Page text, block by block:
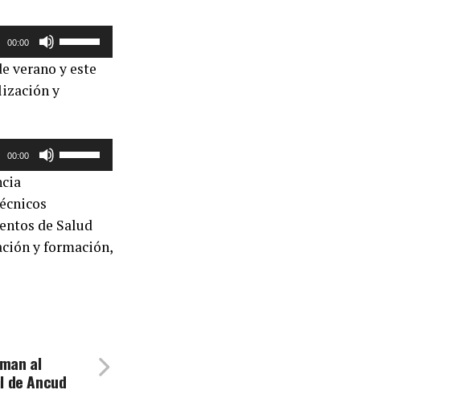
00:00
teclas
de
para
aumentar
el
volumen.
verano y este
y
00:00
flecha
arriba/abajo
volumen.
de Salud
y formación,
al
de Ancud